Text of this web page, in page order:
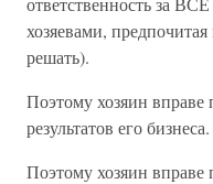
хозяевами,
решать).
Поэтому хозяин вправе
результатов его бизнеса.
Поэтому хозяин вправе